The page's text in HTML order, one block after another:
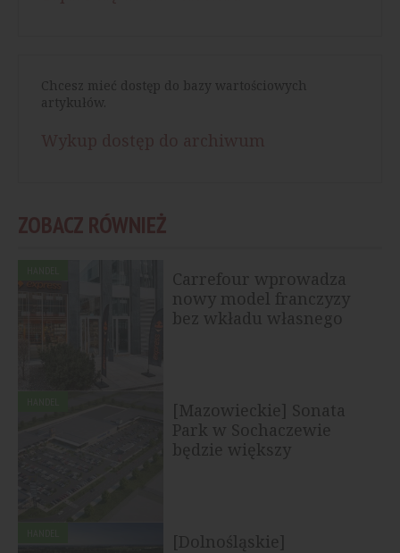
Chcesz mieć dostęp do bazy wartościowych
artykułów.
ZOBACZ RÓWNIEŻ
Carrefour wprowadza
nowy model franczyzy
bez wkładu własnego
[Mazowieckie] Sonata
Park w Sochaczewie
będzie większy
[Dolnośląskie]